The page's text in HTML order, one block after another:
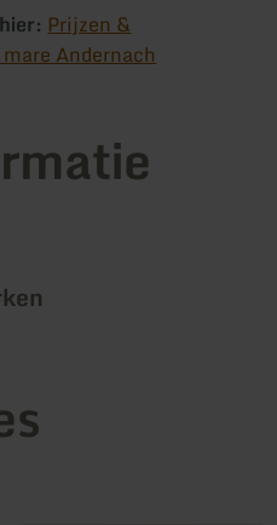
Prijzen &
Andernach